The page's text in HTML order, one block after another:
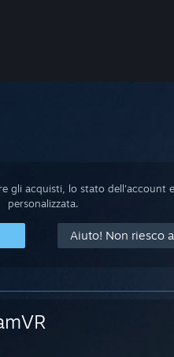
gli acquisti, lo stato dell'account
personalizzata.
Aiuto! Non riesco